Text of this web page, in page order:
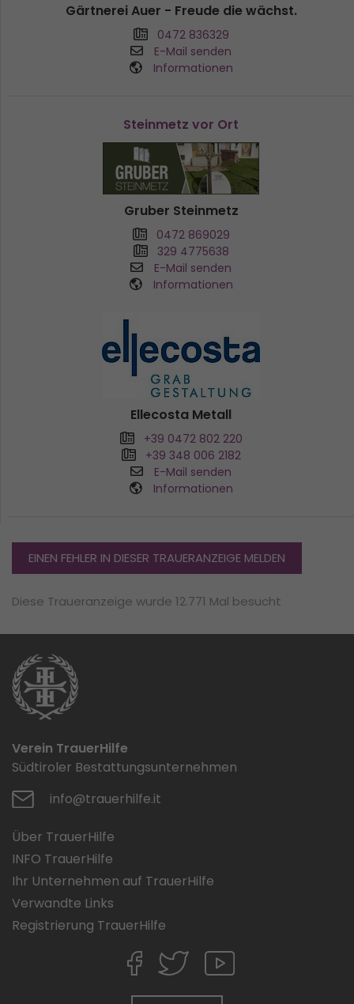
Gärtnerei Auer - Freude die wächst.
0472 836329
E-Mail senden
Informationen
Steinmetz vor Ort
Gruber Steinmetz
0472 869029
329 4775638
E-Mail senden
Informationen
Ellecosta Metall
+39 0472 802 220
+39 348 006 2182
E-Mail senden
Informationen
EINEN FEHLER IN DIESER TRAUERANZEIGE MELDEN
Diese Traueranzeige wurde 12.771 Mal besucht
Verein TrauerHilfe
Südtiroler Bestattungsunternehmen
info@trauerhilfe.it
Über TrauerHilfe
INFO TrauerHilfe
Ihr Unternehmen auf TrauerHilfe
Verwandte Links
Registrierung TrauerHilfe